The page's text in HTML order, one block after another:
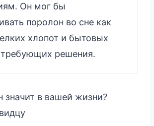
Он мог бы
поролон во сне как
хлопот и бытовых
решения.
значит в вашей жизни?